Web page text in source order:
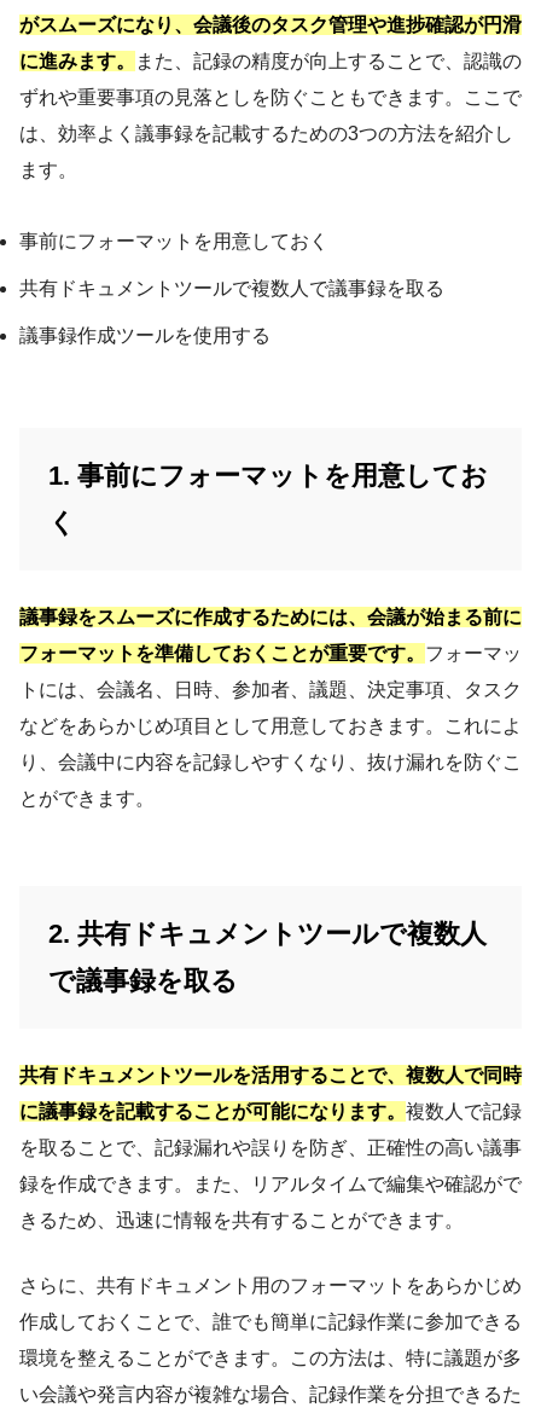
がスムーズになり、会議後のタスク管理や進捗確認が円滑
に進みます。
また、記録の精度が向上することで、認識の
ずれや重要事項の見落としを防ぐこともできます。ここで
は、効率よく議事録を記載するための3つの方法を紹介し
ます。
事前にフォーマットを用意しておく
共有ドキュメントツールで複数人で議事録を取る
議事録作成ツールを使用する
1. 事前にフォーマットを用意してお
く
議事録をスムーズに作成するためには、会議が始まる前に
フォーマットを準備しておくことが重要です。 フォーマッ
トには、会議名、日時、参加者、議題、決定事項、タスク
などをあらかじめ項目として用意しておきます。これによ
り、会議中に内容を記録しやすくなり、抜け漏れを防ぐこ
とができます。
2. 共有ドキュメントツールで複数人
で議事録を取る
共有ドキュメントツールを活用することで、複数人で同時
に議事録を記載することが可能になります。 複数人で記録
を取ることで、記録漏れや誤りを防ぎ、正確性の高い議事
録を作成できます。また、リアルタイムで編集や確認がで
きるため、迅速に情報を共有することができます。
さらに、共有ドキュメント用のフォーマットをあらかじめ
作成しておくことで、誰でも簡単に記録作業に参加できる
環境を整えることができます。この方法は、特に議題が多
い会議や発言内容が複雑な場合、記録作業を分担できるた